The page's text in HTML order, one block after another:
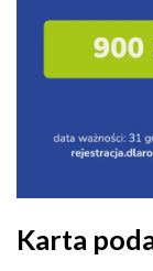
Karta